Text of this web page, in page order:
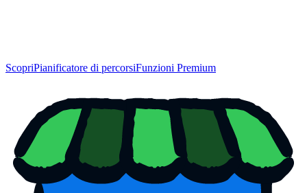
ScopriPianificatore di percorsiFunzioni Premium